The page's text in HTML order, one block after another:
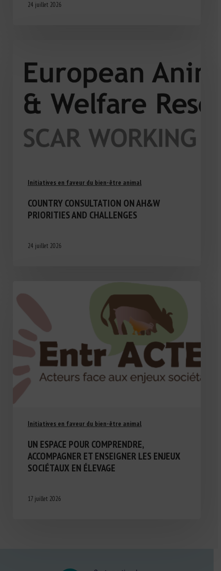
24 juillet 2026
Initiatives en faveur du bien-être animal
COUNTRY CONSULTATION ON AH&W
PRIORITIES AND CHALLENGES
24 juillet 2026
Initiatives en faveur du bien-être animal
UN ESPACE POUR COMPRENDRE,
ACCOMPAGNER ET ENSEIGNER LES ENJEUX
SOCIÉTAUX EN ÉLEVAGE
17 juillet 2026